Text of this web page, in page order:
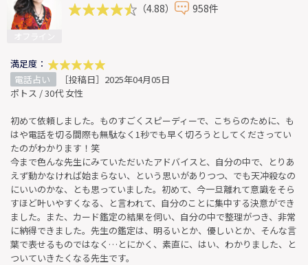
（4.88） 958件
満足度：
電話占い
［投稿日］2025年04月05日
ポトス / 30代 女性
初めて依頼しました。ものすごくスピーディーで、こちらのために、も
はや電話を切る間際も無駄なく1秒でも早く切ろうとしてくださってい
たのがわかります！笑
今まで色んな先生にみていただいたアドバイスと、自分の中で、とりあ
えず動かなければ始まらない、という思いがありつつ、でも天冲殺なの
にいいのかな、とも思っていました。初めて、今一旦離れて意識をそら
すほど叶いやすくなる、と言われて、自分のことに集中する決意ができ
ました。また、カード鑑定の結果を伺い、自分の中で整理がつき、非常
に納得できました。先生の鑑定は、明るいとか、優しいとか、そんな言
葉で表せるものではなく…とにかく、素直に、はい、わかりました、と
ついていきたくなる先生です。